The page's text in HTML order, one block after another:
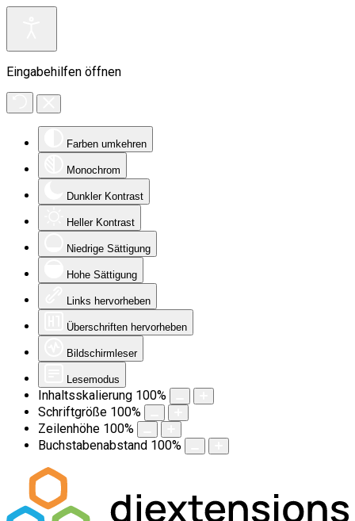
Eingabehilfen öffnen
Farben umkehren
Monochrom
Dunkler Kontrast
Heller Kontrast
Niedrige Sättigung
Hohe Sättigung
Links hervorheben
Überschriften hervorheben
Bildschirmleser
Lesemodus
Inhaltsskalierung 100%
Schriftgröße 100%
Zeilenhöhe 100%
Buchstabenabstand 100%